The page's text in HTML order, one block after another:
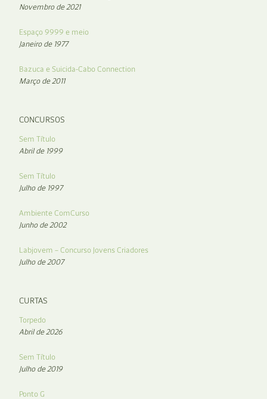
Novembro de 2021
Espaço 9999 e meio
Janeiro de 1977
Bazuca e Suicida-Cabo Connection
Março de 2011
CONCURSOS
Sem Título
Abril de 1999
Sem Título
Julho de 1997
Ambiente ComCurso
Junho de 2002
Labjovem – Concurso Jovens Criadores
Julho de 2007
CURTAS
Torpedo
Abril de 2026
Sem Título
Julho de 2019
Ponto G